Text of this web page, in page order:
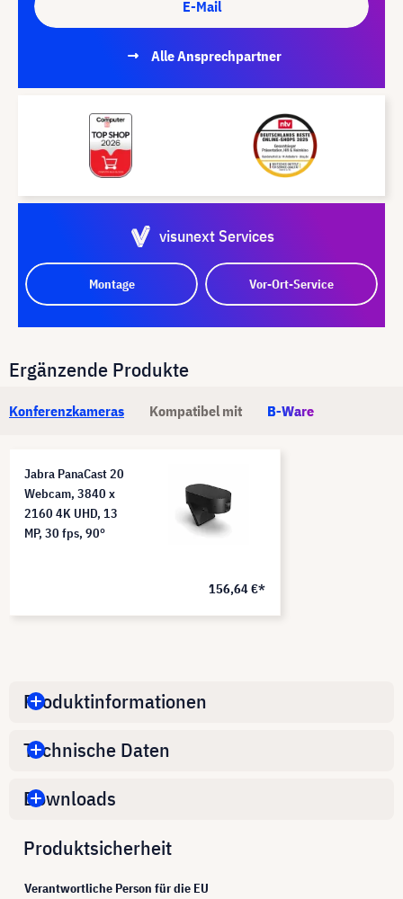
E-Mail
Alle Ansprechpartner
visunext Services
Montage Vor-Ort-Service
Ergänzende Produkte
Konferenzkameras Kompatibel mit B-Ware
Jabra PanaCast 20
Webcam, 3840 x
2160 4K UHD, 13
MP, 30 fps, 90°
156,64 €*
Produktinformationen
Technische Daten
Downloads
Produktsicherheit
Verantwortliche Person für die EU